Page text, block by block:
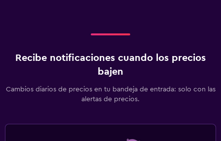
Recibe notificaciones cuando los precios
bajen
Cambios diarios de precios en tu bandeja de entrada: solo con las
alertas de precios.